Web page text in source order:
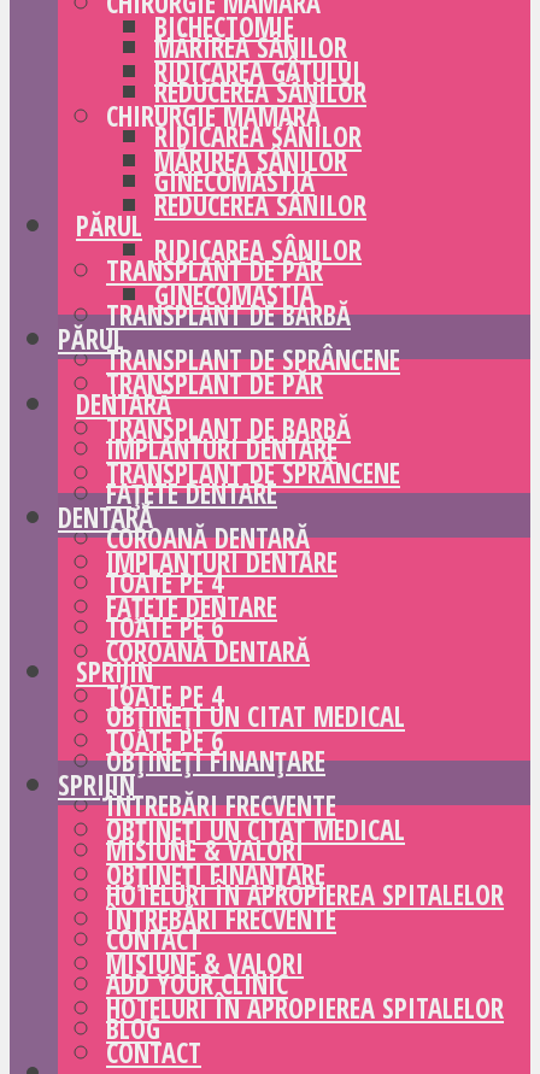
MĂRIREA SÂNILOR
REDUCEREA SÂNILOR
RIDICAREA SÂNILOR
GINECOMASTIA
PĂRUL
TRANSPLANT DE PĂR
TRANSPLANT DE BARBĂ
TRANSPLANT DE SPRÂNCENE
DENTARĂ
IMPLANTURI DENTARE
FAȚETE DENTARE
COROANĂ DENTARĂ
TOATE PE 4
TOATE PE 6
SPRIJIN
OBȚINEȚI UN CITAT MEDICAL
OBȚINEȚI FINANȚARE
ÎNTREBĂRI FRECVENTE
MISIUNE & VALORI
HOTELURI ÎN APROPIEREA SPITALELOR
CONTACT
ADD YOUR CLINIC
BLOG
BICHECTOMIE
RIDICAREA GÂTULUI
CHIRURGIE MAMARĂ
MĂRIREA SÂNILOR
REDUCEREA SÂNILOR
RIDICAREA SÂNILOR
GINECOMASTIA
PĂRUL
TRANSPLANT DE PĂR
TRANSPLANT DE BARBĂ
TRANSPLANT DE SPRÂNCENE
DENTARĂ
IMPLANTURI DENTARE
FAȚETE DENTARE
COROANĂ DENTARĂ
TOATE PE 4
TOATE PE 6
SPRIJIN
OBȚINEȚI UN CITAT MEDICAL
OBȚINEȚI FINANȚARE
ÎNTREBĂRI FRECVENTE
MISIUNE & VALORI
HOTELURI ÎN APROPIEREA SPITALELOR
CONTACT